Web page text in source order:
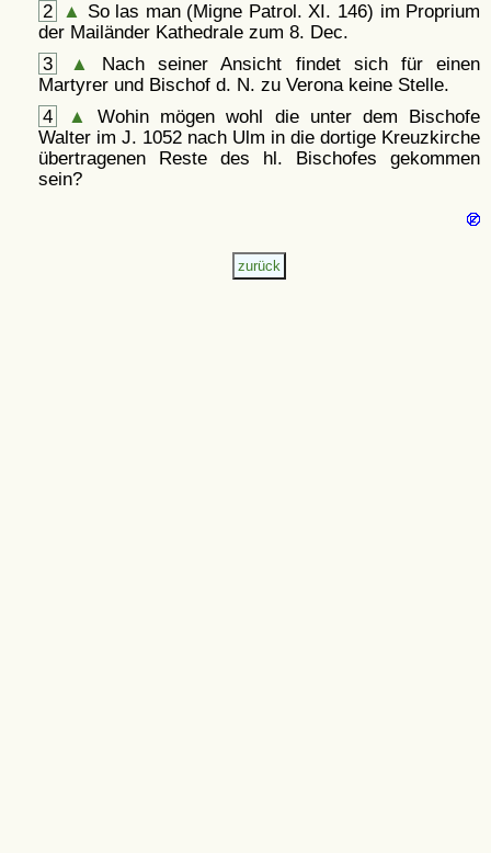
2
▲
So las man (Migne Patrol. XI. 146) im Proprium
der Mailänder Kathedrale zum 8. Dec.
3
▲
Nach seiner Ansicht findet sich für einen
Martyrer und Bischof d. N. zu Verona keine Stelle.
4
▲
Wohin mögen wohl die unter dem Bischofe
Walter im J. 1052 nach Ulm in die dortige Kreuzkirche
übertragenen Reste des hl. Bischofes gekommen
sein?